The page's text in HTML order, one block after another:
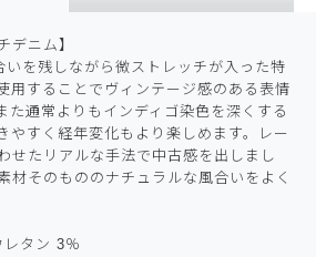
デニム】
を残しながら微ストレッチが入った特
用することでヴィンテージ感のある表情
た通常よりもインディゴ染色を深くする
やすく経年変化もより楽しめます。レー
せたリアルな手法で中古感を出しまし
材そのもののナチュラルな風合いをよく
レタン 3％